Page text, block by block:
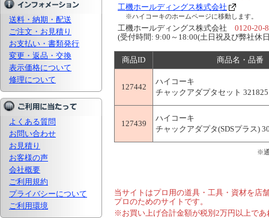
送料・納期・配送
ご注文・お見積り
お支払い・書類発行
変更・返品・交換
表示価格について
修理について
よくある質問
お問い合わせ
お見積り
お客様の声
会社概要
ご利用規約
プライバシーについて
ご利用環境
工機ホールディングス株式会社
※ハイコーキのホームページに移動します。
工機ホールディングス株式会社 0120-20-
(受付時間: 9:00～18:00(土日祝及び弊社休
商品ID 商品名・品番
127442
ハイコーキ
チャックアダプタセット 321825
127439
ハイコーキ
チャックアダプタ(SDSプラス)
※
当サイトはプロ用の道具・工具・資材を店
プロのためのサイトです。
※お買い上げ合計金額が税別2万円以上で